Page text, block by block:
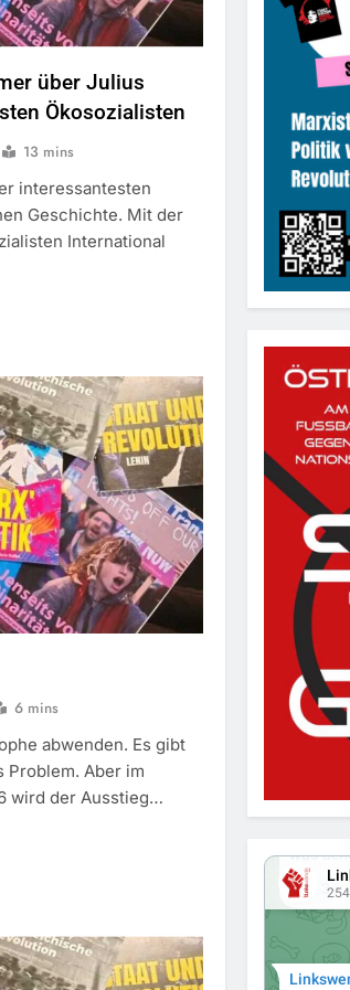
über Julius
Ökosozialisten
13 mins
interessantesten
Geschichte. Mit der
International
6 mins
abwenden. Es gibt
Aber im
wird der Ausstieg…